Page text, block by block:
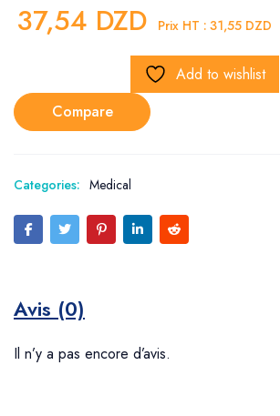
37,54 DZD Prix HT : 31,55 DZD
Add to wishlist
Compare
Categories: Medical
Avis (0)
Il n’y a pas encore d’avis.